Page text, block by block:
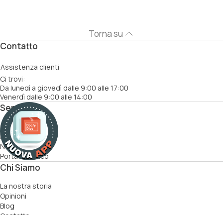
Torna su
Contatto
Assistenza clienti
Ci trovi:
Da lunedì a giovedì dalle 9:00 alle 17:00
Venerdì dalle 9:00 alle 14:00
Servizi
Come funziona
Ricette
Nutrizionisti
Porta un amico
Chi Siamo
La nostra storia
Opinioni
Blog